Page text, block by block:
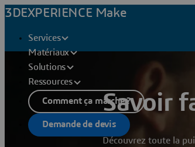
3DEXPERIENCE Make
Services
Matériaux
Solutions
Ressources
Comment ça marche ?
Demande de devis
Savoir
Découvrez toute la